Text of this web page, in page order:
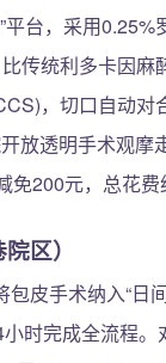
台，采用
传统利多卡因
，切口自动
放透明手术观
免200元，总花
区）
包皮手术纳入“日
时完成全流程